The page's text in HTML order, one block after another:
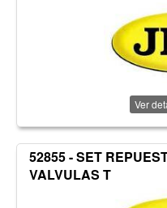
Ver
52855 - SET
VALVULAS T